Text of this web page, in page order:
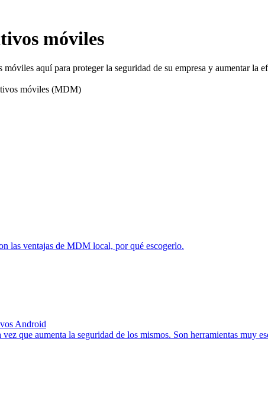
móviles
aquí para proteger la seguridad de su empresa y aumentar la
móviles (MDM)
las ventajas de MDM local, por qué escogerlo.
Android
que aumenta la seguridad de los mismos. Son herramientas muy